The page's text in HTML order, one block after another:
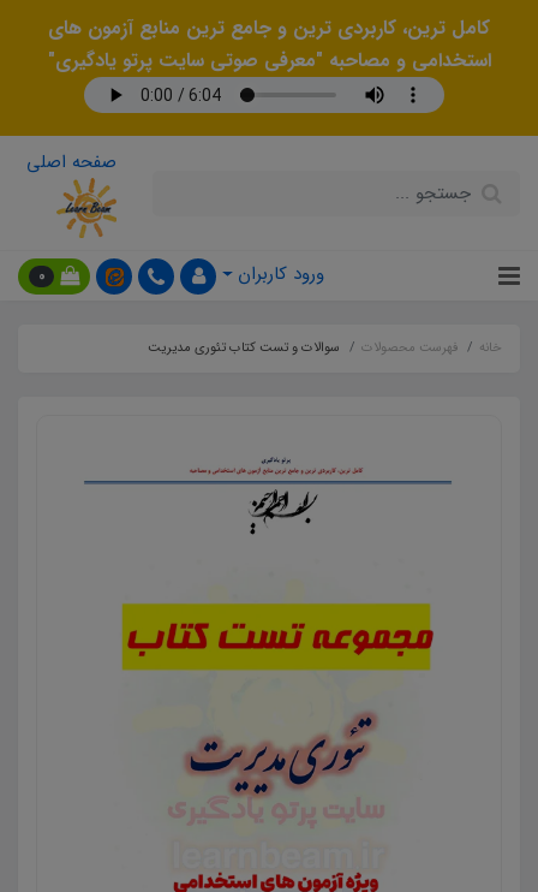
کامل ترین، کاربردی ترین و جامع ترین منابع آزمون های
استخدامی و مصاحبه "معرفی صوتی سایت پرتو یادگیری"
صفحه اصلی
ورود کاربران 0
خانه فهرست محصولات سوالات و تست کتاب تئوری مدیریت